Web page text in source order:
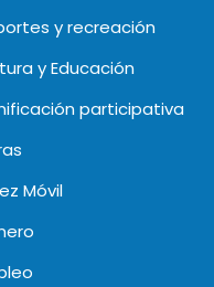
y recreación
y Educación
participativa
Móvil